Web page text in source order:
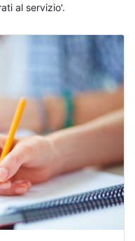
al servizio'.